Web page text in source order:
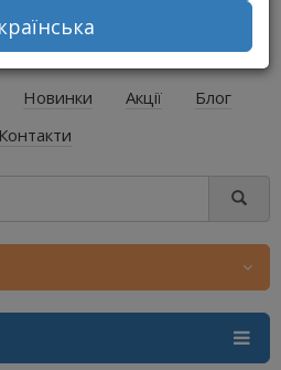
541-64-04
541-64-04
Новинки Акції
Блог
Контакти